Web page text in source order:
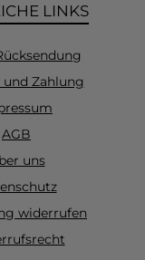
LINKS
und Zahlung
AGB
uns
widerrufen